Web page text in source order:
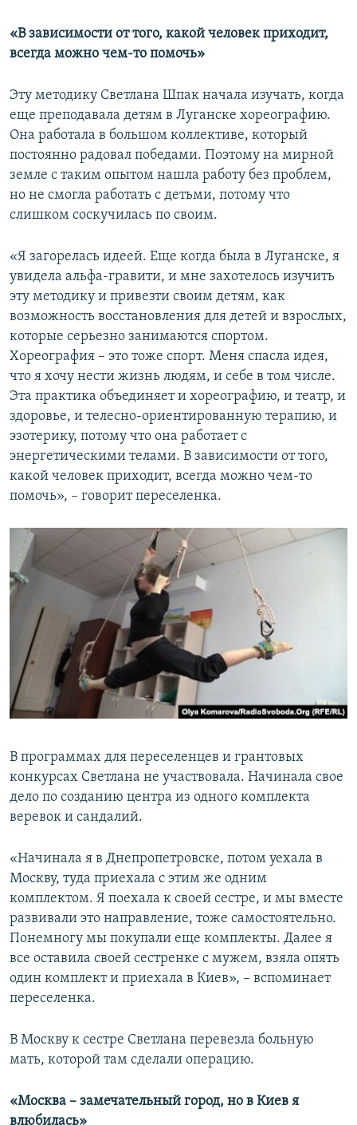
«В зависимости от того, какой человек приходит,
всегда можно чем-то помочь»
Эту методику Светлана Шпак начала изучать, когда
еще преподавала детям в Луганске хореографию.
Она работала в большом коллективе, который
постоянно радовал победами. Поэтому на мирной
земле с таким опытом нашла работу без проблем,
но не смогла работать с детьми, потому что
слишком соскучилась по своим.
«Я загорелась идеей. Еще когда была в Луганске, я
увидела альфа-гравити, и мне захотелось изучить
эту методику и привезти своим детям, как
возможность восстановления для детей и взрослых,
которые серьезно занимаются спортом.
Хореография – это тоже спорт. Меня спасла идея,
что я хочу нести жизнь людям, и себе в том числе.
Эта практика объединяет и хореографию, и театр, и
здоровье, и телесно-ориентированную терапию, и
эзотерику, потому что она работает с
энергетическими телами. В зависимости от того,
какой человек приходит, всегда можно чем-то
помочь», – говорит переселенка.
В программах для переселенцев и грантовых
конкурсах Светлана не участвовала. Начинала свое
дело по созданию центра из одного комплекта
веревок и сандалий.
«Начинала я в Днепропетровске, потом уехала в
Москву, туда приехала с этим же одним
комплектом. Я поехала к своей сестре, и мы вместе
развивали это направление, тоже самостоятельно.
Понемногу мы покупали еще комплекты. Далее я
все оставила своей сестренке с мужем, взяла опять
один комплект и приехала в Киев», – вспоминает
переселенка.
В Москву к сестре Светлана перевезла больную
мать, которой там сделали операцию.
«Москва – замечательный город, но в Киев я
влюбилась»